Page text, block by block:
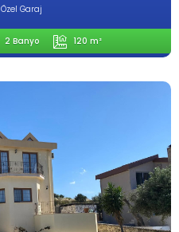
Özel Garaj
2 Banyo 120 m²